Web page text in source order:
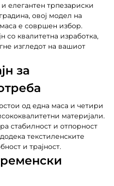
елегантен трпезариски
овој модел на
е совршен избор.
со квалитетна изработка,
изгледот на вашиот
за
од една маса и четири
материјали.
стабилност и отпорност
текстиленските
и трајност.